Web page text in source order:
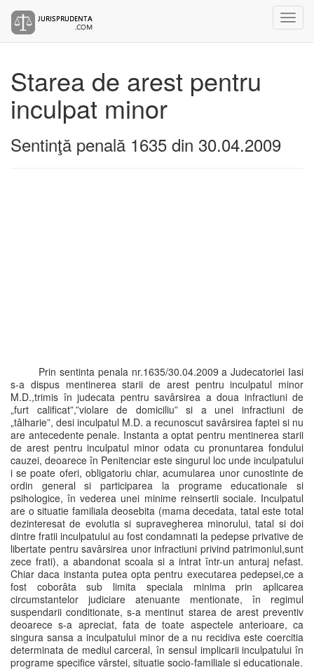
Starea de arest pentru
inculpat minor
Sentinţă penală 1635 din 30.04.2009
Prin sentinta penala nr.1635/30.04.2009 a Judecatoriei Iasi
s-a dispus mentinerea starii de arest pentru inculpatul minor
M.D.,trimis în judecata pentru savârsirea a doua infractiuni de
„furt calificat”,”violare de domiciliu” si a unei infractiuni de
„tâlharie”, desi inculpatul M.D. a recunoscut savârsirea faptei si nu
are antecedente penale. Instanta a optat pentru mentinerea starii
de arest pentru inculpatul minor odata cu pronuntarea fondului
cauzei, deoarece în Penitenciar este singurul loc unde inculpatului
i se poate oferi, obligatoriu chiar, acumularea unor cunostinte de
ordin general si participarea la programe educationale si
psihologice, în vederea unei minime reinsertii sociale. Inculpatul
are o situatie familiala deosebita (mama decedata, tatal este total
dezinteresat de evolutia si supravegherea minorului, tatal si doi
dintre fratii inculpatului au fost condamnati la pedepse privative de
libertate pentru savârsirea unor infractiuni privind patrimoniul,sunt
zece frati), a abandonat scoala si a intrat într-un anturaj nefast.
Chiar daca instanta putea opta pentru executarea pedepsei,ce a
fost coborâta sub limita speciala minima prin aplicarea
circumstantelor judiciare atenuante mentionate, în regimul
suspendarii conditionate, s-a mentinut starea de arest preventiv
deoarece s-a apreciat, fata de toate aspectele anterioare, ca
singura sansa a inculpatului minor de a nu recidiva este coercitia
determinata de mediul carceral, în sensul implicarii inculpatului în
programe specifice vârstei, situatie socio-familiale si educationale.